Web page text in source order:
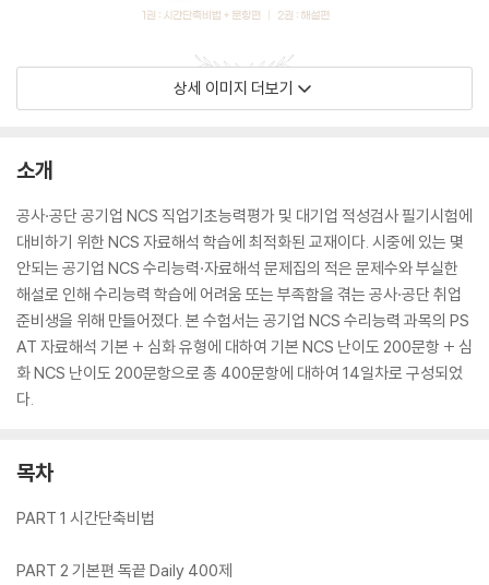
상세 이미지 더보기
소개
공사·공단 공기업 NCS 직업기초능력평가 및 대기업 적성검사 필기시험에
대비하기 위한 NCS 자료해석 학습에 최적화된 교재이다. 시중에 있는 몇
안되는 공기업 NCS 수리능력·자료해석 문제집의 적은 문제수와 부실한
해설로 인해 수리능력 학습에 어려움 또는 부족함을 겪는 공사·공단 취업
준비생을 위해 만들어졌다. 본 수험서는 공기업 NCS 수리능력 과목의 PS
AT 자료해석 기본 + 심화 유형에 대하여 기본 NCS 난이도 200문항 + 심
화 NCS 난이도 200문항으로 총 400문항에 대하여 14일차로 구성되었
다.
목차
PART 1 시간단축비법
PART 2 기본편 독끝 Daily 400제